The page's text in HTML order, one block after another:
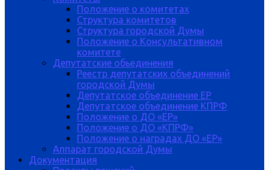
Положение о комитетах
Структура комитетов
Структура городской Думы
Положение о Консультативном
комитете
Депутатские обьединения
Реестр депутатских объединений
городской Думы
Депутатское объединение ЕР
Депутатское объединение КПРФ
Положение о ДО «ЕР»
Положение о ДО «КПРФ»
Положение о наградах ДО «ЕР»
Аппарат городской Думы
Документация